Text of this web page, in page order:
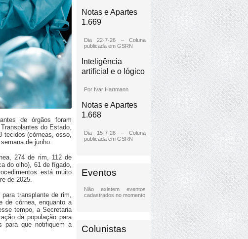
de órgãos foram
do Estado,
tecidos (córneas, osso,
de junho.
274 de rim, 112 de
do olho), 61 de fígado,
está muito
de 2025.
transplante de rim,
de córnea, enquanto a
tempo, a Secretaria
da população para
para que notifiquem a
Notas e Apartes
1.669
Dia 22-7-26 – Coluna
publicada em GSRN
Inteligência
artificial e o lógico
Por Ivar Hartmann
Notas e Apartes
1.668
Dia 15-7-26 – Coluna
publicada em GSRN
Eventos
Não existem eventos
cadastrados no momento
Colunistas